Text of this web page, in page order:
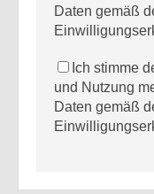
Daten gemäß
Ich stimme
und Nutzung
Daten gemäß